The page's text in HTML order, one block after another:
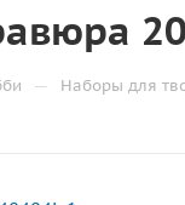
— Наборы для